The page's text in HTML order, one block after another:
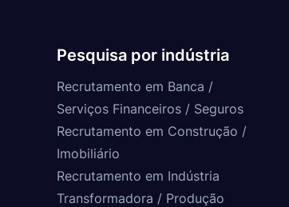
Pesquisa por indústria
Recrutamento em Banca /
Serviços Financeiros / Seguros
Recrutamento em Construção /
Imobiliário
Recrutamento em Indústria
Transformadora / Produção